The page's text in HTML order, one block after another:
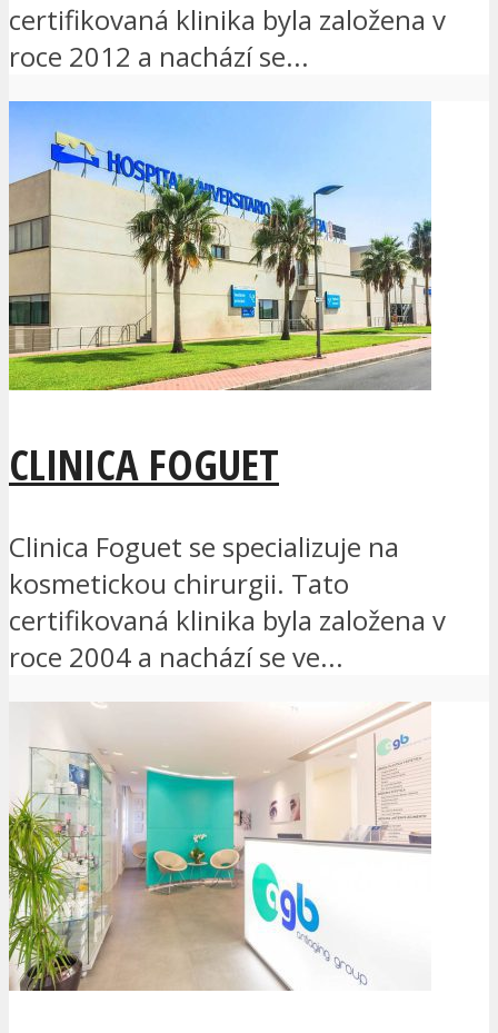
certifikovaná klinika byla založena v
roce 2012 a nachází se...
CLINICA FOGUET
Clinica Foguet se specializuje na
kosmetickou chirurgii. Tato
certifikovaná klinika byla založena v
roce 2004 a nachází se ve...